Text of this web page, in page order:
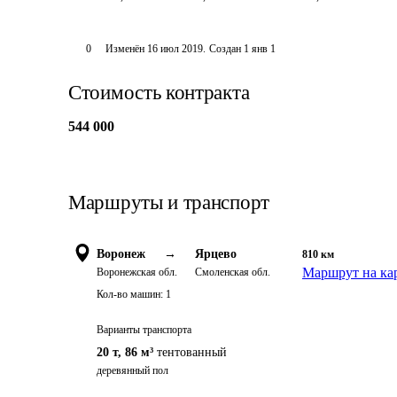
0 Изменён 16 июл 2019. Создан 1 янв 1
Стоимость контракта
544 000
Маршруты и транспорт
Воронеж →
Воронежская обл.
Ярцево
Смоленская обл.
810 км
Маршрут на
Кол-во машин: 1
Варианты транспорта
20 т, 86 м³ тентованный
деревянный пол